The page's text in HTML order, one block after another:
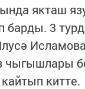
якташ
3
чыгышлары
китте.